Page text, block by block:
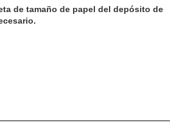
de tamaño de papel del depósito de